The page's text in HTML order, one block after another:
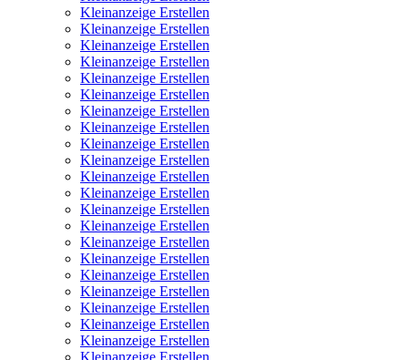
Kleinanzeige Erstellen
Kleinanzeige Erstellen
Kleinanzeige Erstellen
Kleinanzeige Erstellen
Kleinanzeige Erstellen
Kleinanzeige Erstellen
Kleinanzeige Erstellen
Kleinanzeige Erstellen
Kleinanzeige Erstellen
Kleinanzeige Erstellen
Kleinanzeige Erstellen
Kleinanzeige Erstellen
Kleinanzeige Erstellen
Kleinanzeige Erstellen
Kleinanzeige Erstellen
Kleinanzeige Erstellen
Kleinanzeige Erstellen
Kleinanzeige Erstellen
Kleinanzeige Erstellen
Kleinanzeige Erstellen
Kleinanzeige Erstellen
Kleinanzeige Erstellen